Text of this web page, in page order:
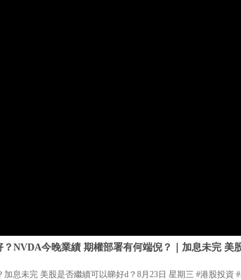
？NVDA今晚業績 期權部署有何端倪？｜加息未完 美
加息未完 美股是否繼續可以睇好d？8月23日 星期三 #港股投資